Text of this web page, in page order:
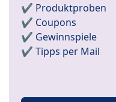
✔️ Produktproben
✔️ Coupons
✔️ Gewinnspiele
✔️ Tipps per Mail